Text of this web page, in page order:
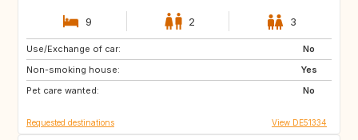
9 2 3
Use/Exchange of car:
No
Non-smoking house:
Yes
Pet care wanted:
No
FI
BE
SE
Requested destinations View DE51334